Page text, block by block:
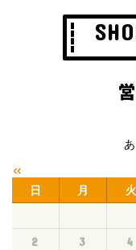
«
日 月 火
2
3 4